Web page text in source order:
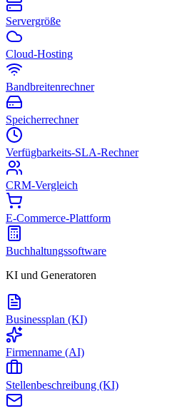
Servergröße
Cloud-Hosting
Bandbreitenrechner
Speicherrechner
Verfügbarkeits-SLA-Rechner
CRM-Vergleich
E-Commerce-Plattform
Buchhaltungssoftware
KI und Generatoren
Businessplan (KI)
Firmenname (AI)
Stellenbeschreibung (KI)